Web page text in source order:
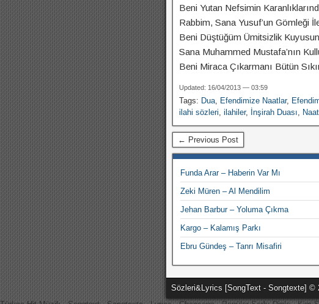
Beni Yutan Nefsimin
Rabbim, Sana Yusuf’un Gömleği
Beni Düştüğüm Ümitsizlik
Sana Muhammed Mustafa’nın
Beni Miraca Çıkarmanı Bütün
Updated: 16/04/2013 — 03:59
Tags: Dua, Efendimize Naatlar,
ilahi sözleri, ilahiler, İnşirah Duası, Naat
← Previous Post
Funda Arar – Haberin Var Mı
Zeki Müren – Al Mendilim
Jehan Barbur – Yoluma Çıkma
Kargo – Kalamış Parkı
Ebru Gündeş – Tanrı Misafiri
Sözleri&Lyrics [SongText - Songtexte] ©